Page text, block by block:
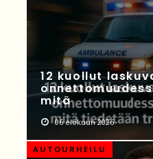
12 kuollut
mitä
06 elokuun 2026
AUTOURHEILU